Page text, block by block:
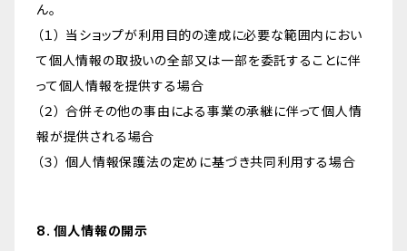
ん。
（１） 当ショップが利用目的の達成に必要な範囲内におい
て個人情報の取扱いの全部又は一部を委託することに伴
って個人情報を提供する場合
（２） 合併その他の事由による事業の承継に伴って個人情
報が提供される場合
（３） 個人情報保護法の定めに基づき共同利用する場合
8. 個人情報の開示